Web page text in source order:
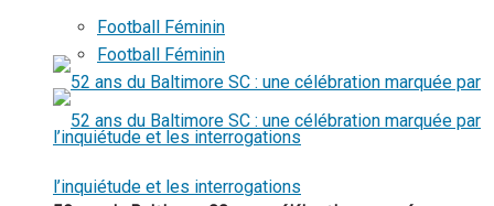
Football Féminin
Football Féminin